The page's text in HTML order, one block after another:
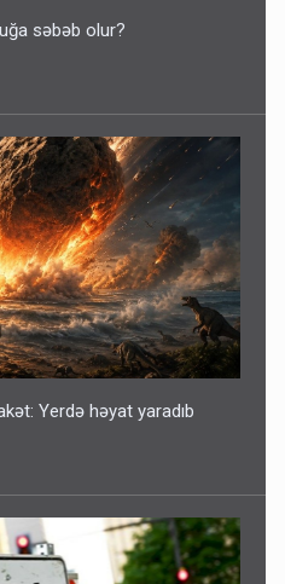
səbəb olur?
Yerdə həyat yaradıb